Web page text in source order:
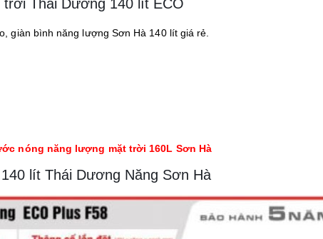
Thái Dương 140 lít ECO
giàn bình năng lượng Sơn Hà 140 lít giá rẻ.
nóng năng lượng mặt trời 160L Sơn Hà
lít Thái Dương Năng Sơn Hà